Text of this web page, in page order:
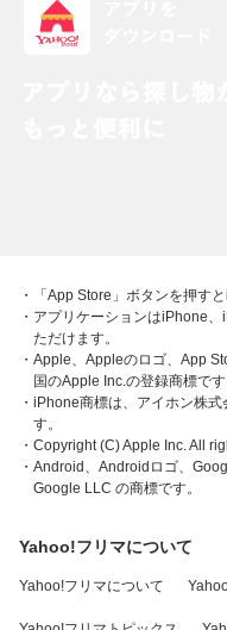
・「App Store」ボタンを押す
・アプリケーションはiPhone
ただけます。
・Apple、Appleのロゴ、App
国のApple Inc.の登録商標です
・iPhone商標は、アイホン株
す。
・Copyright (C) Apple Inc. All
・Android、Androidロゴ、
Google LLC の商標です。
Yahoo!フリマについて
Yahoo!フリマについて